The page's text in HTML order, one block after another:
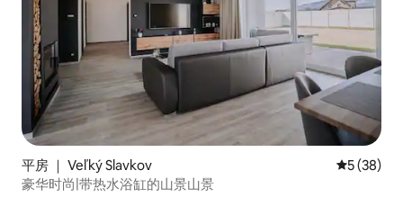
平房 ｜ Veľký Slavkov 平均评分
5 (38)
豪华时尚|带热水浴缸的山景山景